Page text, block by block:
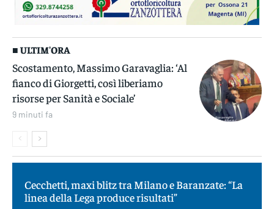
■ ULTIM'ORA
Scostamento, Massimo Garavaglia: ‘Al
fianco di Giorgetti, così liberiamo
risorse per Sanità e Sociale’
9 minuti fa
Cecchetti, maxi blitz tra Milano e Baranzate: “La
linea della Lega produce risultati”